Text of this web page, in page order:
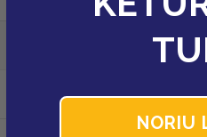
NORIU